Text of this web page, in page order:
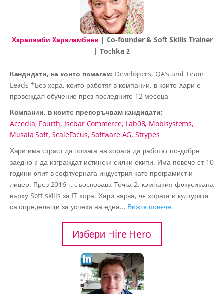
Хараламби Хараламбиев | Co-founder & Soft Skills Trainer
| Tochka 2
Кандидати, на които помагам: Developers, QA’s and Team
Leads *Без хора, които работят в компании, в които Хари е
провеждал обучение през последните 12 месеца
Компании, в които препоръчвам кандидати:
Accedia Fourth Isobar Commerce Lab08 Mobisystems
Musala Soft ScaleFocus Software AG Strypes
Хари има страст да помага на хората да работят по-добре
заедно и да изграждат истински силни екипи. Има повече от 10
години опит в софтуерната индустрия като програмист и
лидер. През 2016 г. съосновава Точка 2, компания фокусирана
върху Soft skills за IT хора. Хари вярва, че хората и културата
са определящи за успеха на една... Вижте повече
Избери Hire Hero